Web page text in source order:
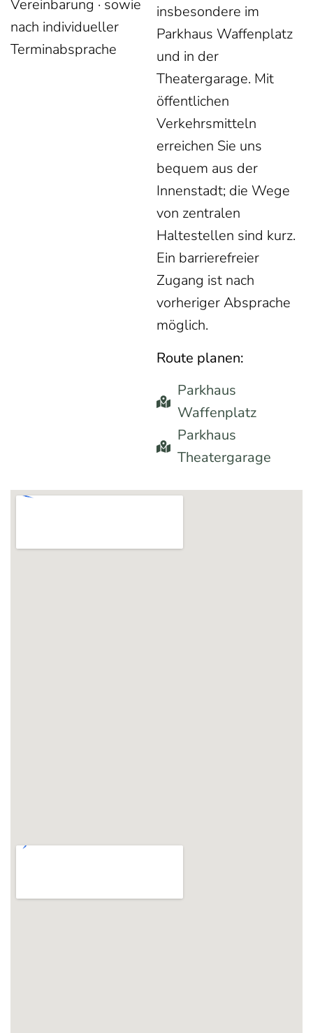
insbesondere im
Parkhaus Waffenplatz
und in der
Theatergarage. Mit
öffentlichen
Verkehrsmitteln
erreichen Sie uns
bequem aus der
Innenstadt; die Wege
von zentralen
Haltestellen sind kurz.
Ein barrierefreier
Zugang ist nach
vorheriger Absprache
möglich.
Route planen:
Parkhaus
Waffenplatz
Parkhaus
Theatergarage
Vereinbarung · sowie
nach individueller
Terminabsprache